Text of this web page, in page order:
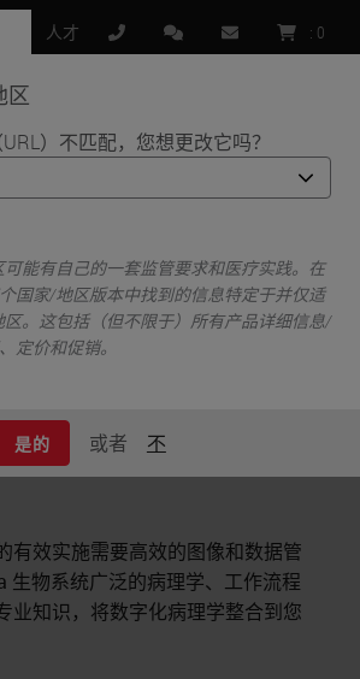
区
）不匹配，您想更改它吗？
能有自己的一套监管要求和医疗实践。在
国家/地区版本中找到的信息特定于并仅适
。这包括（但不限于）所有产品详细信息/
定价和促销。
是的 或者 不
人才 : 0
管理 – Aperio 数字化病理学软件
Aperio 数字
学软件
可访问。安全。
有效实施需要高效的图像和数据管
生物系统广泛的病理学、工作流程
业知识，将数字化病理学整合到您